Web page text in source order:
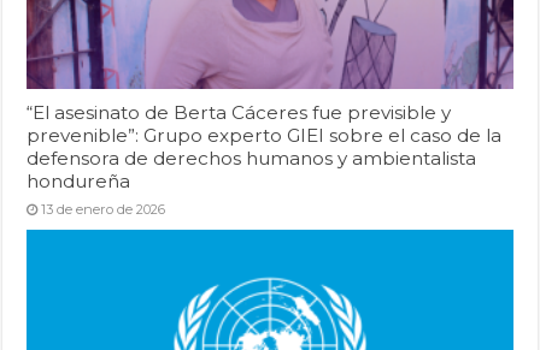
“El asesinato de Berta Cáceres fue previsible y
prevenible”: Grupo experto GIEI sobre el caso de la
defensora de derechos humanos y ambientalista
hondureña
13 de enero de 2026